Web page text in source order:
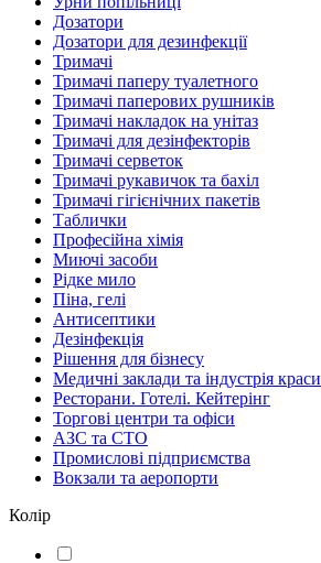
Дозатори
Дозатори для дезинфекції
Тримачі
Тримачі паперу туалетного
Тримачі паперових рушників
Тримачі накладок на унітаз
Тримачі для дезінфекторів
Тримачі серветок
Тримачі рукавичок та бахіл
Тримачі гігієнічних пакетів
Таблички
Професійна хімія
Миючі засоби
Рідке мило
Піна, гелі
Антисептики
Дезінфекція
Рішення для бізнесу
Медичні заклади та індустрія краси
Ресторани. Готелі. Кейтерінг
Торгові центри та офіси
АЗС та СТО
Промислові підприємства
Вокзали та аеропорти
Колір